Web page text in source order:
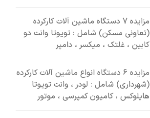
مزایده 7 دستگاه ماشین آلات کارکرده
(تعاونی مسکن) شامل : تویوتا وانت دو
کابین ، غلتک ، میکسر ، دامپر
مزایده 6 دستگاه انواع ماشین آلات کارکرده
(شهرداری) شامل : لودر ، وانت تویوتا
هایلوکس ، کامیون کمپرسی ، موتور